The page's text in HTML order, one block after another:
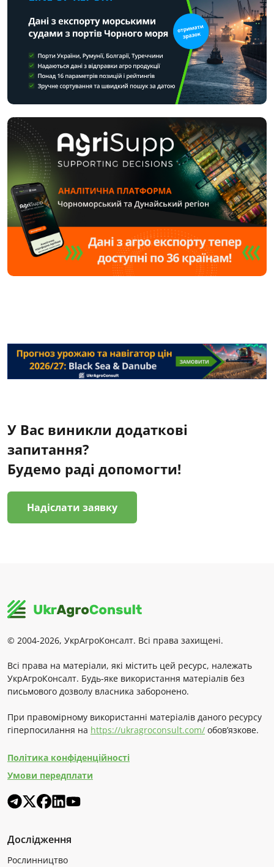
У Вас виникли додаткові
запитання?
Будемо раді допомогти!
Надіслати заявку
© 2004-2026, УкрАгроКонсалт. Всі права захищені.
Всі права на матеріали, які містить цей ресурс, належать
УкрАгроКонсалт. Будь-яке використання матеріалів без
письмового дозволу власника заборонено.
При правомірному використанні матеріалів даного ресурсу
гіперпосилання на https://ukragroconsult.com/ обов’язкове.
Політика конфіденційності
Умови передплати
Дослідження
Рослинництво